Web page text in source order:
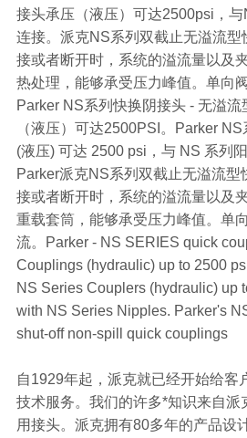
接头承压（液压）可达2500psi，
连接。派克NS系列双截止无溢流
接或者断开时，系统的溢流量以及
热处理，能够承受压力峰值。单向
Parker NS系列快换阴接头 - 无溢
（液压）可达2500PSI。Parker
(液压) 可达 2500 psi，与 NS 系列
Parker派克NS系列双截止无溢流型
接或者断开时，系统的溢流量以及
重载套筒，能够承受压力峰值。单
流。Parker - NS SERIES quick
Couplings (hydraulic) up to 2500
NS Series Couplers (hydraulic) up
with NS Series Nipples. Parker's
shut-off non-spill quick couplings
自1929年起，派克就已经开始给客
技术服务。我们的许多*知识来自派
用接头。派克拥有80多年的产品设